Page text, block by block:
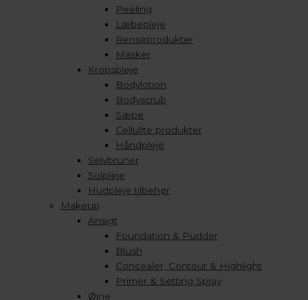
Peeling
Læbepleje
Renseprodukter
Masker
Kropspleje
Bodylotion
Bodyscrub
Sæbe
Cellulite produkter
Håndpleje
Selvbruner
Solpleje
Hudpleje tilbehør
Makeup
Ansigt
Foundation & Pudder
Blush
Concealer, Contour & Highlight
Primer & Setting Spray
Øjne